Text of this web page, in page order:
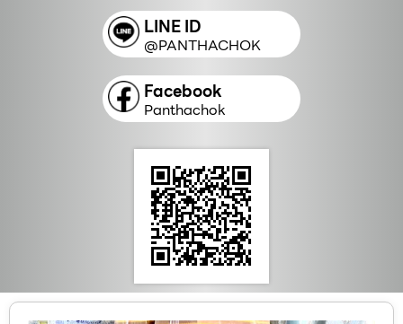
LINE ID
@PANTHACHOK
Facebook
Panthachok